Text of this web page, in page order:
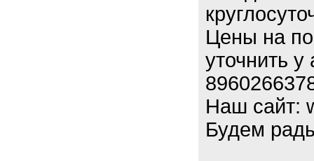
Цены на
уточнить
Наш сайт:
Будем